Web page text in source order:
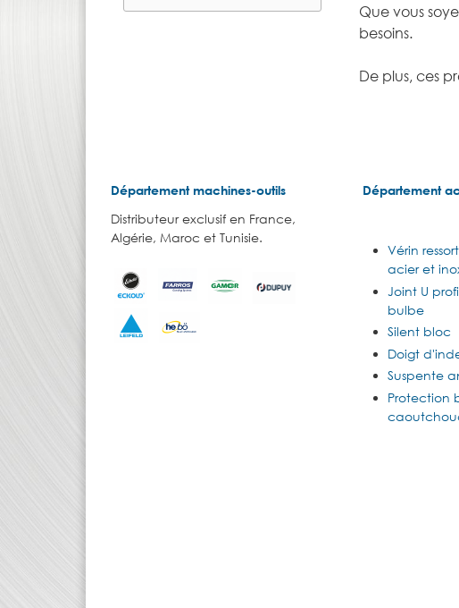
Que vous
besoins.
De plus, ces
Département machines-outils
Distributeur exclusif en France,
Algérie, Maroc et Tunisie.
Département
Vérin
acier et
Joint U
bulbe
Silent bloc
Doigt
Suspente
Protection